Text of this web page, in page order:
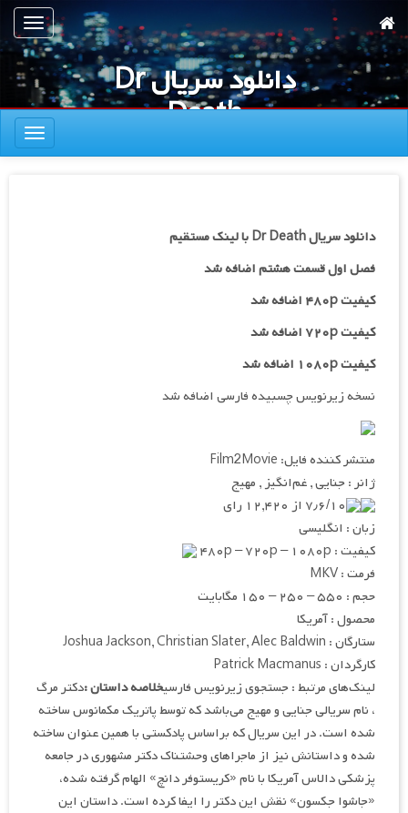
به
محتوای
اصلی
ناوبری
دانلود سریال Dr
Death
ناوبری
دانلود سریال Dr Death با لینک مستقیم
فصل اول قسمت هشتم اضافه شد
کیفیت ۴۸۰p اضافه شد
کیفیت ۷۲۰p
اضافه شد
کیفیت ۱۰۸۰p اضافه شد
نسخه زیرنویس چسبیده فارسی اضافه شد
منتشر کننده فایل: Film2Movie
ژانر : جنایی , غم‌انگیز , مهیج
۷٫۶/۱۰ از ۱۲,۴۲۰ رای
زبان : انگلیسی
کیفیت : ۴۸۰p – ۷۲۰p – ۱۰۸۰p
فرمت : MKV
حجم : ۵۵۰ – ۲۵۰ – ۱۵۰ مگابایت
محصول : آمریکا
ستارگان : Joshua Jackson, Christian Slater, Alec Baldwin
کارگردان : Patrick Macmanus
لینک‌های مرتبط : جستجوی زیرنویس فارسیخلاصه داستان :دکتر مرگ
، نام سریالی جنایی و مهیج می‌باشد که توسط پاتریک مکمانوس ساخته
شده است. در این سریال که براساس پادکستی با همین عنوان ساخته
شده و داستانش نیز از ماجراهای وحشتناک دکتر مشهوری در جامعه
پزشکی دالاس آمریکا با نام «کریستوفر دانچ» الهام گرفته شده،
«جاشوا جکسون» نقش این دکتر را ایفا کرده است. داستان این